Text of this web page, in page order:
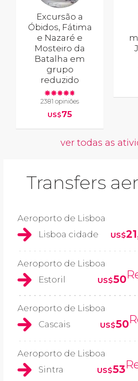
Excursão a
Óbidos, Fátima
e Nazaré e
Mosteiro da
Batalha em
grupo
reduzido
2381 opiniões
US$75
ver todas as
Transfers
Aeroporto de Lisboa
Lisboa cidade
US$
Aeroporto de Lisboa
Estoril
US$50
Aeroporto de Lisboa
Cascais
US$50
Aeroporto de Lisboa
Sintra
US$53